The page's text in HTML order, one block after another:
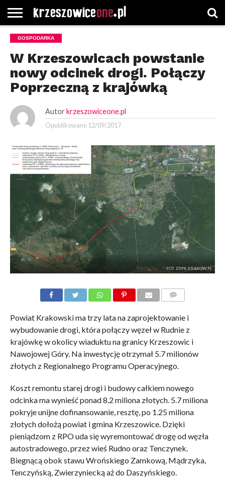
STRONA
GŁÓWNA
WYBORY
WYBIERZ
ROZKŁADY
GREGORCZYK
KONTAKT
GOSPODARKA
W Krzeszowicach powstanie
nowy odcinek drogi. Połączy
Poprzeczną z krajówką
Autor krzeszowiceone.pl
Opublikowane 12/09/2017
FOT. ZDPK.KRAKOW.PL
Powiat Krakowski ma trzy lata na zaprojektowanie i
wybudowanie drogi, która połączy węzeł w Rudnie z
krajówkę w okolicy wiaduktu na granicy Krzeszowic i
Nawojowej Góry. Na inwestycję otrzymał 5.7 milionów
złotych z Regionalnego Programu Operacyjnego.
Koszt remontu starej drogi i budowy całkiem nowego
odcinka ma wynieść ponad 8.2 miliona złotych. 5.7 miliona
pokryje unijne dofinansowanie, resztę, po 1.25 miliona
złotych dołożą powiat i gmina Krzeszowice. Dzięki
pieniądzom z RPO uda się wyremontować drogę od węzła
autostradowego, przez wieś Rudno oraz Tenczynek.
Biegnącą obok stawu Wrońskiego Zamkową, Mądrzyka,
Tenczyńską, Zwierzyniecką aż do Daszyńskiego.